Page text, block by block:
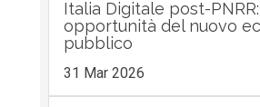
Italia Digitale post-
opportunità del nuovo
pubblico
31 Mar 2026